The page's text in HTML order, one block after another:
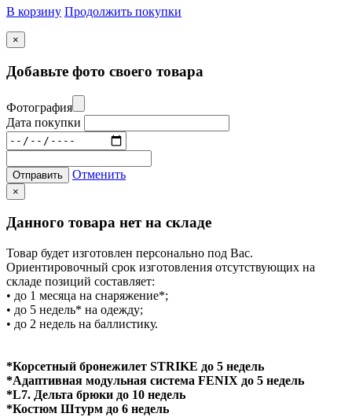
В корзину Продолжить покупки
×
Добавьте фото своего товара
Фотография
Дата покупки
Отправить Отменить
×
Данного товара нет на складе
Товар будет изготовлен персонально под Вас.
Ориентировочный срок изготовления отсутствующих на
складе позиций составляет:
• до 1 месяца на снаряжение*;
• до 5 недель* на одежду;
• до 2 недель на баллистику.
*Корсетный бронежилет STRIKE до 5 недель
*Адаптивная модульная система FENIX до 5 недель
*L7. Дельта брюки до 10 недель
*Костюм Штурм до 6 недель